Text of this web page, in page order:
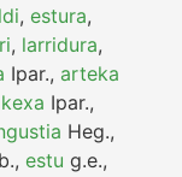
,estura,
, larridura,
Ipar.,arteka
kexa Ipar.,
Heg.,
,estu g.e.,